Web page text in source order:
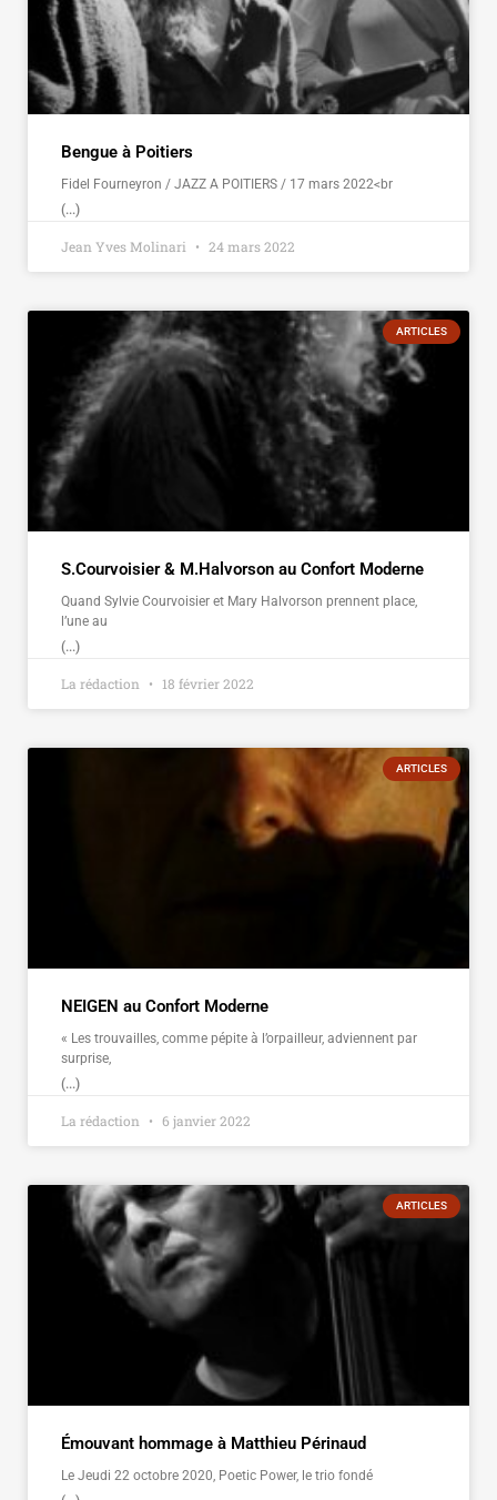
Bengue à Poitiers
Fidel Fourneyron / JAZZ A POITIERS / 17 mars 2022<br
(...)
Jean Yves Molinari 24 mars 2022
ARTICLES
S.Courvoisier & M.Halvorson au Confort Moderne
Quand Sylvie Courvoisier et Mary Halvorson prennent place,
l’une au
(...)
La rédaction 18 février 2022
ARTICLES
NEIGEN au Confort Moderne
« Les trouvailles, comme pépite à l’orpailleur, adviennent par
surprise,
(...)
La rédaction 6 janvier 2022
ARTICLES
Émouvant hommage à Matthieu Périnaud
Le Jeudi 22 octobre 2020, Poetic Power, le trio fondé